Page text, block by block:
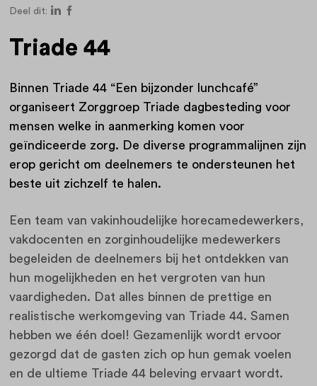
Deel dit:
Triade 44
Binnen Triade 44 “Een bijzonder lunchcafé”
organiseert Zorggroep Triade dagbesteding voor
mensen welke in aanmerking komen voor
geïndiceerde zorg. De diverse programmalijnen zijn
erop gericht om deelnemers te ondersteunen het
beste uit zichzelf te halen.
Een team van vakinhoudelijke horecamedewerkers,
vakdocenten en zorginhoudelijke medewerkers
begeleiden de deelnemers bij het ontdekken van
hun mogelijkheden en het vergroten van hun
vaardigheden. Dat alles binnen de prettige en
realistische werkomgeving van Triade 44. Samen
hebben we één doel! Gezamenlijk wordt ervoor
gezorgd dat de gasten zich op hun gemak voelen
en de ultieme Triade 44 beleving ervaart wordt.